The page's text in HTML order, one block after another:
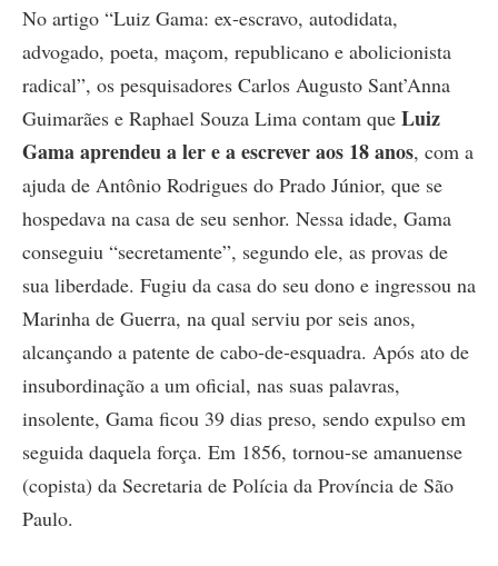
No artigo “Luiz Gama: ex-escravo, autodidata,
advogado, poeta, maçom, republicano e abolicionista
radical”, os pesquisadores Carlos Augusto Sant’Anna
Guimarães e Raphael Souza Lima contam que Luiz
Gama aprendeu a ler e a escrever aos 18 anos, com a
ajuda de Antônio Rodrigues do Prado Júnior, que se
hospedava na casa de seu senhor. Nessa idade, Gama
conseguiu “secretamente”, segundo ele, as provas de
sua liberdade. Fugiu da casa do seu dono e ingressou na
Marinha de Guerra, na qual serviu por seis anos,
alcançando a patente de cabo-de-esquadra. Após ato de
insubordinação a um oficial, nas suas palavras,
insolente, Gama ficou 39 dias preso, sendo expulso em
seguida daquela força. Em 1856, tornou-se amanuense
(copista) da Secretaria de Polícia da Província de São
Paulo.